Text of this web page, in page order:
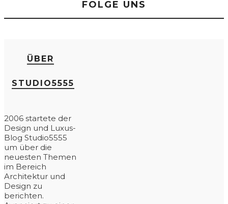
FOLGE UNS
ÜBER
STUDIO5555
2006 startete der
Design und Luxus-
Blog Studio5555
um über die
neuesten Themen
im Bereich
Architektur und
Design zu
berichten.